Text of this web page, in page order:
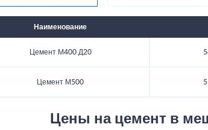
Наименование
Цемент М400 Д20
Цемент М500
Цены на цемент в